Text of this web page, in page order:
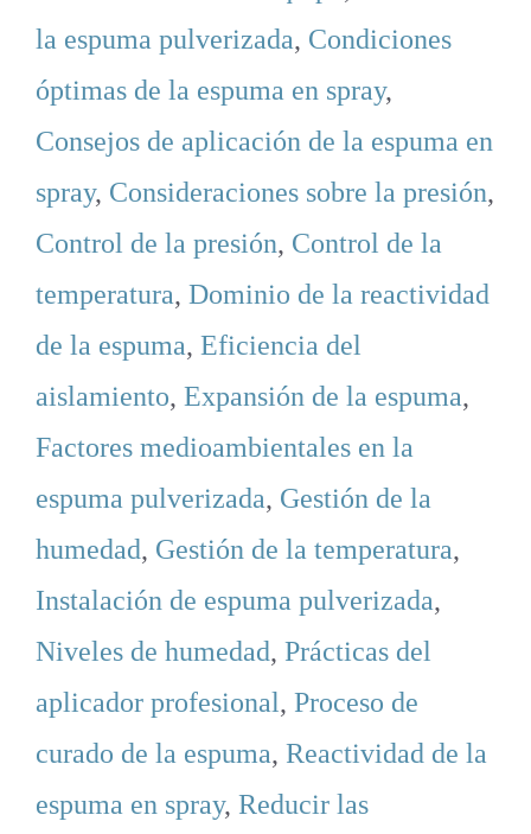
la espuma pulverizada, Condiciones
óptimas de la espuma en spray,
Consejos de aplicación de la espuma en
spray, Consideraciones sobre la presión,
Control de la presión, Control de la
temperatura, Dominio de la reactividad
de la espuma, Eficiencia del
aislamiento, Expansión de la espuma,
Factores medioambientales en la
espuma pulverizada, Gestión de la
humedad, Gestión de la temperatura,
Instalación de espuma pulverizada,
Niveles de humedad, Prácticas del
aplicador profesional, Proceso de
curado de la espuma, Reactividad de la
espuma en spray, Reducir las